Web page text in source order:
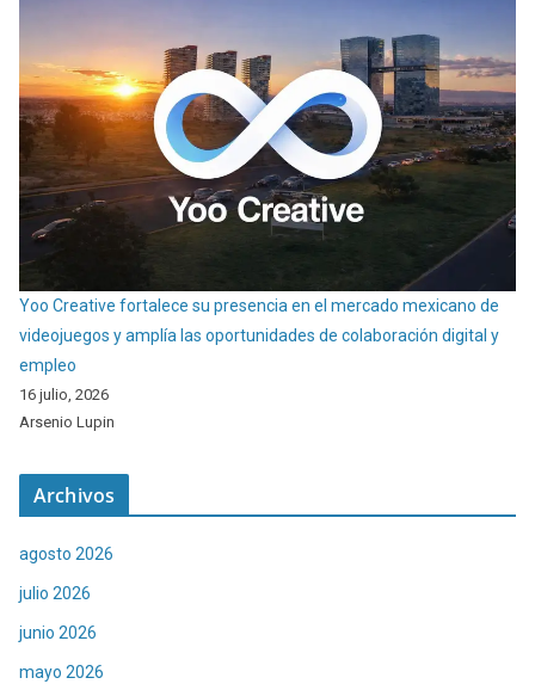
Yoo Creative fortalece su presencia en el mercado mexicano de
videojuegos y amplía las oportunidades de colaboración digital y
empleo
16 julio, 2026
Arsenio Lupin
Archivos
agosto 2026
julio 2026
junio 2026
mayo 2026